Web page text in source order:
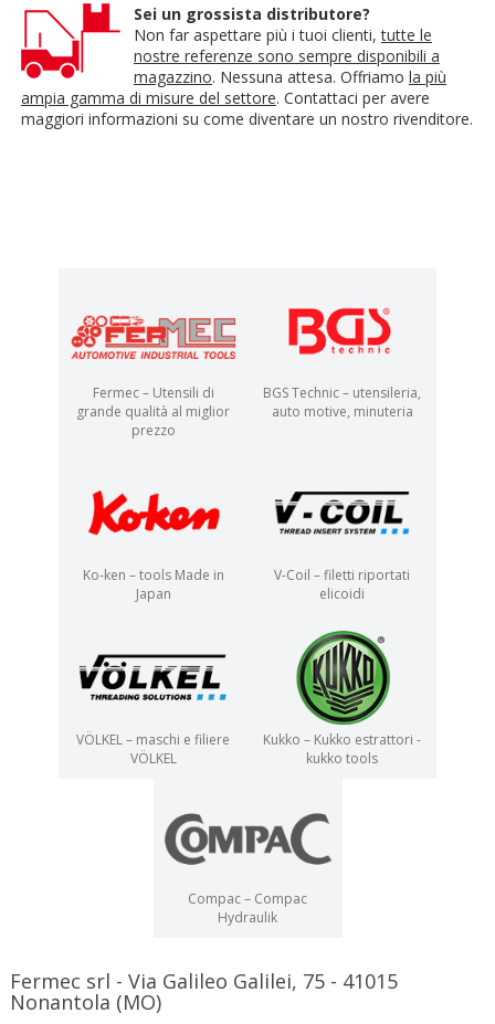
Sei un grossista distributore?
Non far aspettare più i tuoi clienti,tutte le
nostre referenze sono sempre disponibili a
magazzino. Nessuna attesa. Offriamo la più
ampia gamma di misure del settore. Contattaci per avere
maggiori informazioni su come diventare un nostro rivenditore.
Fermec – Utensili di
grande qualità al miglior
prezzo
BGS Technic – utensileria,
auto motive, minuteria
Ko-ken – tools Made in
Japan
V-Coil – filetti riportati
elicoidi
VÖLKEL – maschi e filiere
VÖLKEL
Kukko – Kukko estrattori -
kukko tools
Compac – Compac
Hydraulik
Fermec srl - Via Galileo Galilei, 75 - 41015
Nonantola (MO)